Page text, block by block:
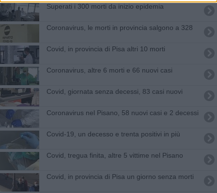
Superati i 300 morti da inizio epidemia
Coronavirus, le morti in provincia salgono a 328
Covid, in provincia di Pisa altri 10 morti
Coronavirus, altre 6 morti e 66 nuovi casi
Covid, giornata senza decessi, 83 casi nuovi
Coronavirus nel Pisano, 58 nuovi casi e 2 decessi
Covid-19, un decesso e trenta positivi in più
Covid, tregua finita, altre 5 vittime nel Pisano
Covid, in provincia di Pisa un giorno senza morti